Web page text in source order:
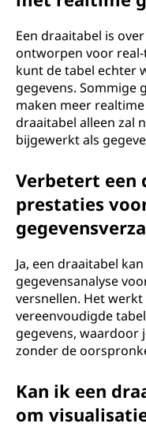
Een draaitabel is
ontworpen voor real-
kunt de tabel echter
gegevens. Sommige
maken meer
draaitabel alleen zal
bijgewerkt als
Verbetert een
prestaties
Ja, een draaitabel
gegevensanalyse
versnellen. Het
vereenvoudigde
gegevens, waardoor
zonder de
Kan ik een
om